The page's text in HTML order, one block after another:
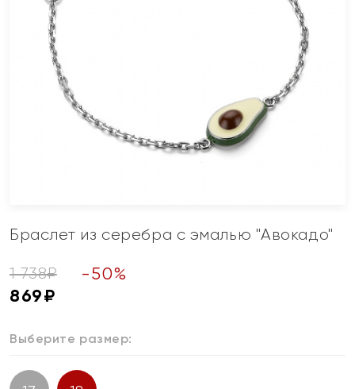
Браслет из серебра с эмалью "Авокадо"
1 738₽ -50%
869₽
Выберите размер: